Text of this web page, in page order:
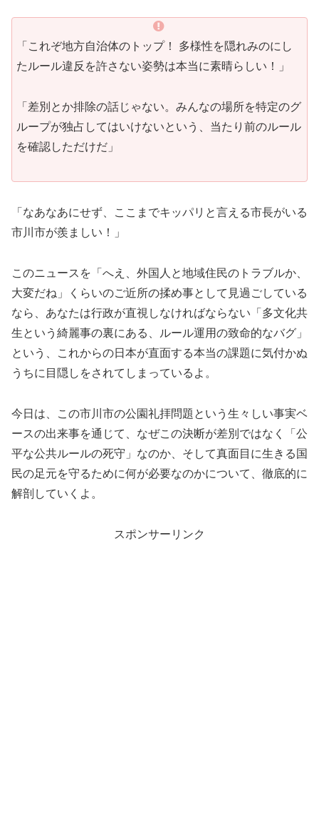
「これぞ地方自治体のトップ！ 多様性を隠れみのにし
たルール違反を許さない姿勢は本当に素晴らしい！」
「差別とか排除の話じゃない。みんなの場所を特定のグ
ループが独占してはいけないという、当たり前のルール
を確認しただけだ」
「なあなあにせず、ここまでキッパリと言える市長がいる
市川市が羨ましい！」
このニュースを「へえ、外国人と地域住民のトラブルか、
大変だね」くらいのご近所の揉め事として見過ごしている
なら、あなたは行政が直視しなければならない「多文化共
生という綺麗事の裏にある、ルール運用の致命的なバグ」
という、これからの日本が直面する本当の課題に気付かぬ
うちに目隠しをされてしまっているよ。
今日は、この市川市の公園礼拝問題という生々しい事実ベ
ースの出来事を通じて、なぜこの決断が差別ではなく「公
平な公共ルールの死守」なのか、そして真面目に生きる国
民の足元を守るために何が必要なのかについて、徹底的に
解剖していくよ。
スポンサーリンク